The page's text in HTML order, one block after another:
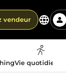
vendeur
Vie